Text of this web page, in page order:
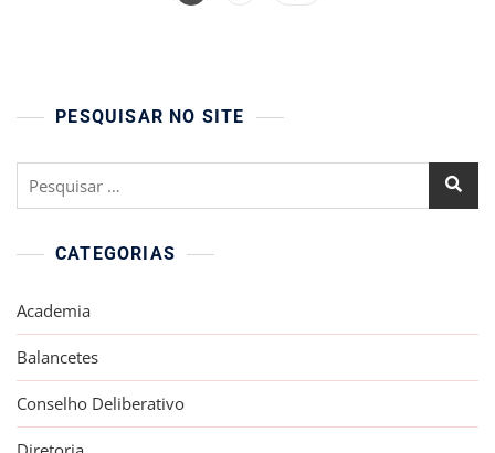
PESQUISAR NO SITE
CATEGORIAS
Academia
Balancetes
Conselho Deliberativo